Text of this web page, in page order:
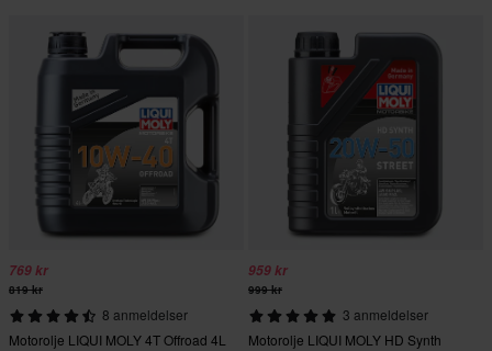
769 kr
819 kr
8 anmeldelser
Motorolje LIQUI MOLY 4T Offroad 4L
959 kr
999 kr
3 anmeldelser
Motorolje LIQUI MOLY HD Synth